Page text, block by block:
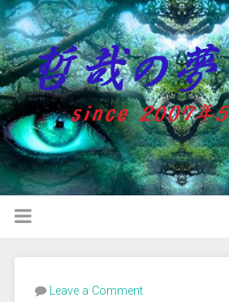
Leave a Comment